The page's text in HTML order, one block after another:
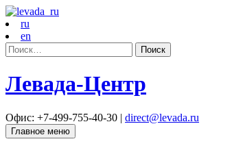
ru
en
Найти:
Левада-Центр
Офис: +7-499-755-40-30 | direct@levada.ru
Главное меню